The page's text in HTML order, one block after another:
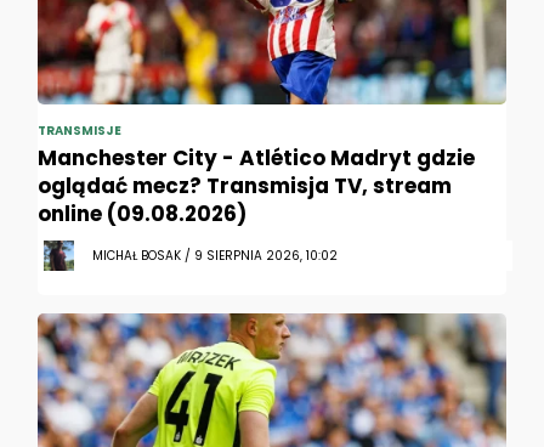
TRANSMISJE
Manchester City - Atlético Madryt gdzie
oglądać mecz? Transmisja TV, stream
online (09.08.2026)
MICHAŁ BOSAK / 9 SIERPNIA 2026, 10:02